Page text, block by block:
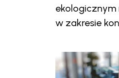
w zakresie